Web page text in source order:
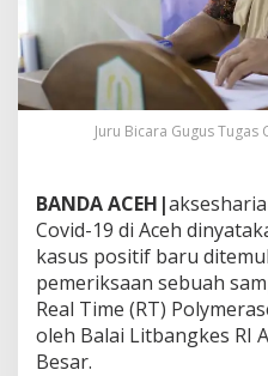
1
9
,
K
I
3
0
-
-
2
0
Juru Bicara Gugus
BANDA ACEH|
Covid-19 di Aceh
kasus positif baru
pemeriksaan sebuah
Real Time (RT)
oleh Balai Litbangkes RI
Besar.